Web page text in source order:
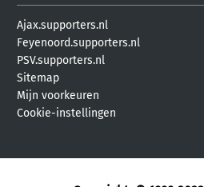
Ajax.supporters.nl
Feyenoord.supporters.nl
PSV.supporters.nl
Sitemap
Mijn voorkeuren
Cookie-instellingen